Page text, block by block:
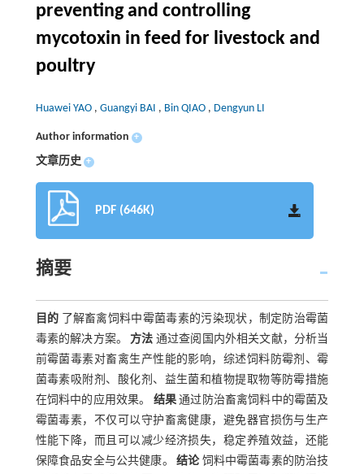
preventing and controlling
mycotoxin in feed for livestock and
poultry
Huawei YAO , Guangyi BAI , Bin QIAO , Dengyun LI
Author information +
文章历史 +
PDF (646K)
摘要
目的 了解畜禽饲料中霉菌毒素的污染现状，制定防治霉菌
毒素的解决方案。方法 通过查阅国内外相关文献，分析当
前霉菌毒素对畜禽生产性能的影响，综述饲料防霉剂、霉
菌毒素吸附剂、酸化剂、益生菌和植物提取物等防霉措施
在饲料中的应用效果。 结果 通过防治畜禽饲料中的霉菌及
霉菌毒素，不仅可以守护畜禽健康，避免器官损伤与生产
性能下降，而且可以减少经济损失，稳定养殖效益，还能
保障食品安全与公共健康。 结论饲料中霉菌毒素的防治技